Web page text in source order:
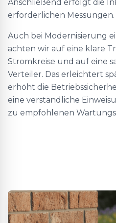
Anschließend erfolgt die
erforderlichen Messungen.
Auch bei Modernisierung
achten wir auf eine klare
Stromkreise und auf eine
Verteiler. Das erleichtert
erhöht die
eine verständliche
zu empfohlenen